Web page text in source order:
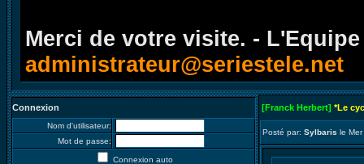
Merci de votre visite. -
administrateur@seriestele.net
Connexion
Nom d'utilisateur:
Mot de passe:
Connexion auto
[Franck Herbert] *Le
Posté par: Sylbaris le